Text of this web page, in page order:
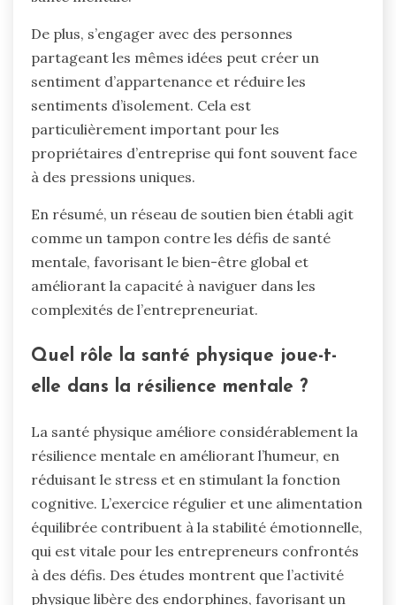
De plus, s’engager avec des personnes
partageant les mêmes idées peut créer un
sentiment d’appartenance et réduire les
sentiments d’isolement. Cela est
particulièrement important pour les
propriétaires d’entreprise qui font souvent face
à des pressions uniques.
En résumé, un réseau de soutien bien établi agit
comme un tampon contre les défis de santé
mentale, favorisant le bien-être global et
améliorant la capacité à naviguer dans les
complexités de l’entrepreneuriat.
Quel rôle la santé physique joue-t-
elle dans la résilience mentale ?
La santé physique améliore considérablement la
résilience mentale en améliorant l’humeur, en
réduisant le stress et en stimulant la fonction
cognitive. L’exercice régulier et une alimentation
équilibrée contribuent à la stabilité émotionnelle,
qui est vitale pour les entrepreneurs confrontés
à des défis. Des études montrent que l’activité
physique libère des endorphines, favorisant un